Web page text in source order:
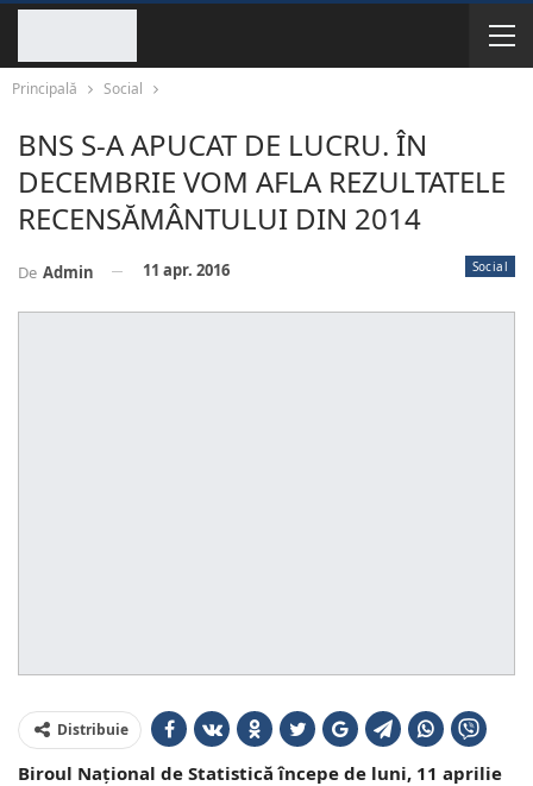
Principală Social
BNS S-A APUCAT DE LUCRU. ÎN
DECEMBRIE VOM AFLA REZULTATELE
RECENSĂMÂNTULUI DIN 2014
Social
De Admin 11 apr. 2016
Distribuie
Biroul Național de Statistică începe de luni, 11 aprilie